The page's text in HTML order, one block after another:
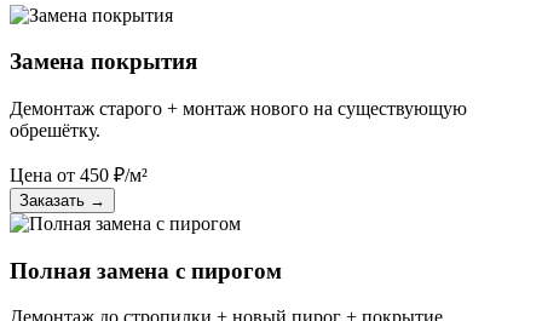
Замена покрытия
Демонтаж старого + монтаж нового на существующую
обрешётку.
Цена от 450 ₽/м²
Заказать →
Полная замена с пирогом